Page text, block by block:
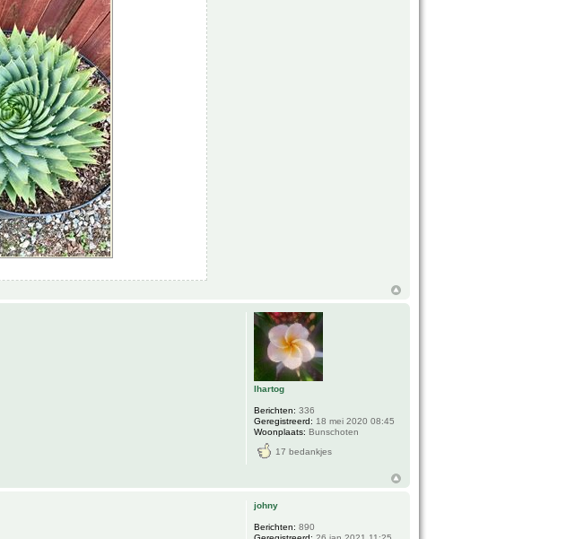
lhartog
Berichten: 336
Geregistreerd: 18 mei 2020 08:45
Woonplaats: Bunschoten
17 bedankjes
johny
Berichten: 890